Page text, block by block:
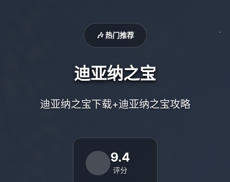
🎶 热门推荐
迪亚纳之宝
迪亚纳之宝下载+迪亚纳之宝攻略
9.4
评分